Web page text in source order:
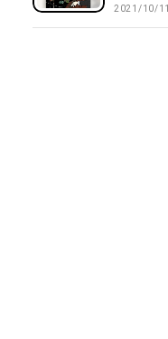
2021/10/11